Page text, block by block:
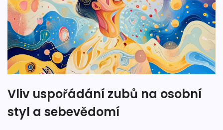
Vliv uspořádání zubů na osobní
styl a sebevědomí